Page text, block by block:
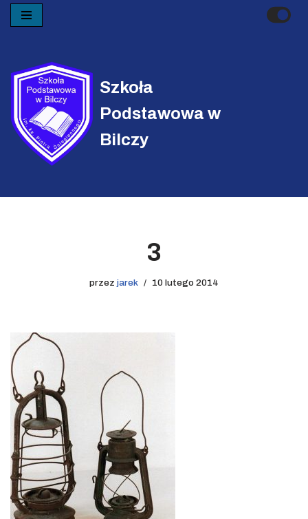
treści
Szkoła
Podstawowa w
Bilczy
3
przez jarek 10 lutego 2014